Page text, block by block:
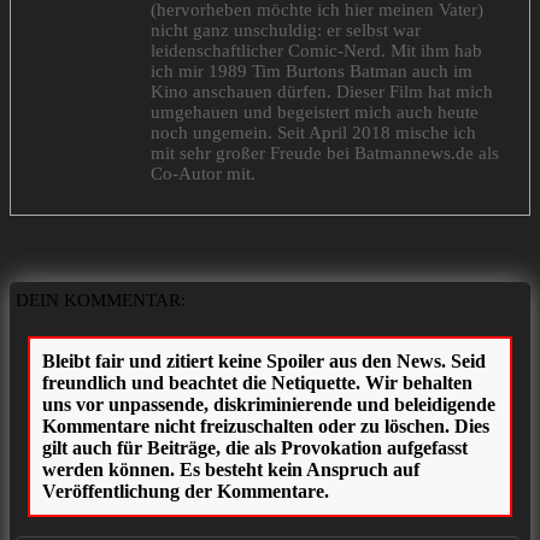
(hervorheben möchte ich hier meinen Vater)
nicht ganz unschuldig: er selbst war
leidenschaftlicher Comic-Nerd. Mit ihm hab
ich mir 1989 Tim Burtons Batman auch im
Kino anschauen dürfen. Dieser Film hat mich
umgehauen und begeistert mich auch heute
noch ungemein. Seit April 2018 mische ich
mit sehr großer Freude bei Batmannews.de als
Co-Autor mit.
DEIN KOMMENTAR: